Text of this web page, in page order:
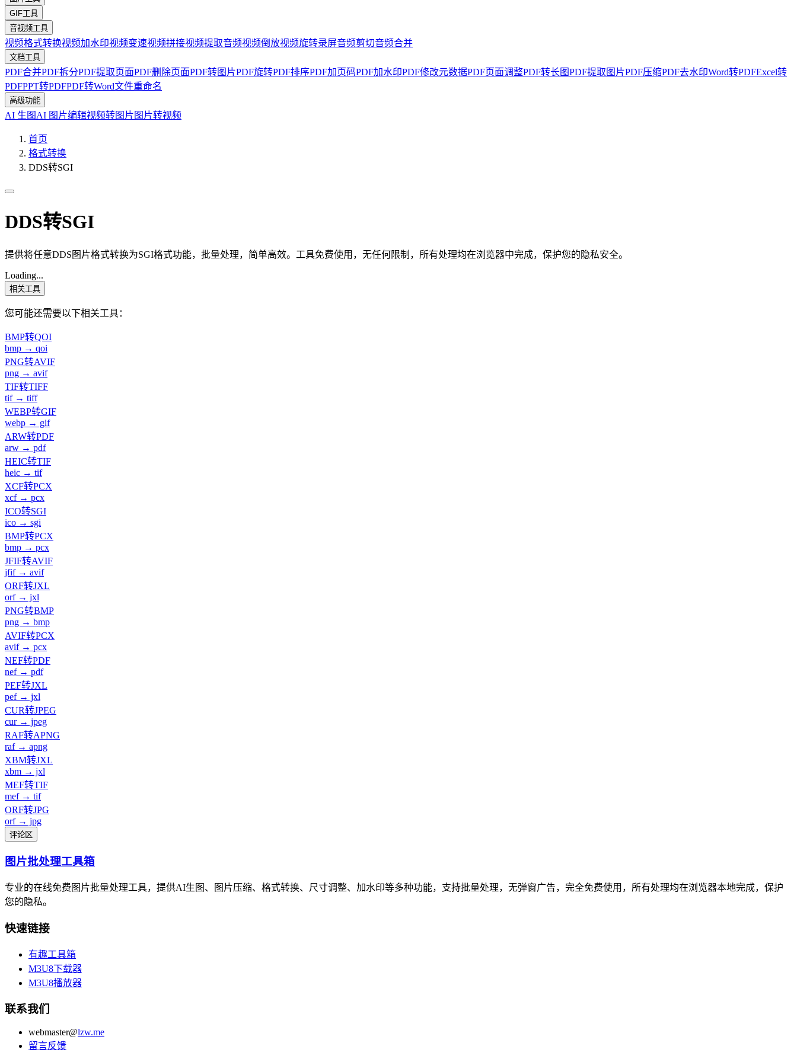
GIF工具
音视频工具
视频格式转换视频加水印视频变速视频拼接视频提取音频视频倒放视频旋转录屏音频剪切音频合并
文档工具
PDF合并PDF拆分PDF提取页面PDF删除页面PDF转图片PDF旋转PDF排序PDF加页码PDF加水印PDF修改元数据PDF页面调整PDF转长图PDF提取图片PDF压缩PDF去水印Word转PDFExcel转
PDFPPT转PDFPDF转Word文件重命名
高级功能
AI 生图 AI 图片编辑视频转图片 图片转视频
首页
格式转换
DDS转SGI
DDS转SGI
提供将任意DDS图片格式转换为SGI格式功能，批量处理，简单高效。工具免费使用，无任何限制，所有处理均在浏览器中完成，保护您的隐私安全。
Loading...
相关工具
您可能还需要以下相关工具：
BMP转QOI
bmp → qoi
PNG转AVIF
png → avif
TIF转TIFF
tif → tiff
WEBP转GIF
webp → gif
ARW转PDF
arw → pdf
HEIC转TIF
heic → tif
XCF转PCX
xcf → pcx
ICO转SGI
ico → sgi
BMP转PCX
bmp → pcx
JFIF转AVIF
jfif → avif
ORF转JXL
orf → jxl
PNG转BMP
png → bmp
AVIF转PCX
avif → pcx
NEF转PDF
nef → pdf
PEF转JXL
pef → jxl
CUR转JPEG
cur → jpeg
RAF转APNG
raf → apng
XBM转JXL
xbm → jxl
MEF转TIF
mef → tif
ORF转JPG
orf → jpg
评论区
图片批处理工具箱
专业的在线免费图片批量处理工具，提供AI生图、图片压缩、格式转换、尺寸调整、加水印等多种功能，支持批量处理，无弹窗广告，完全免费使用，所有处理均在浏览器本地完成，保护
您的隐私。
快速链接
有趣工具箱
M3U8下载器
M3U8播放器
联系我们
webmaster@lzw.me
留言反馈